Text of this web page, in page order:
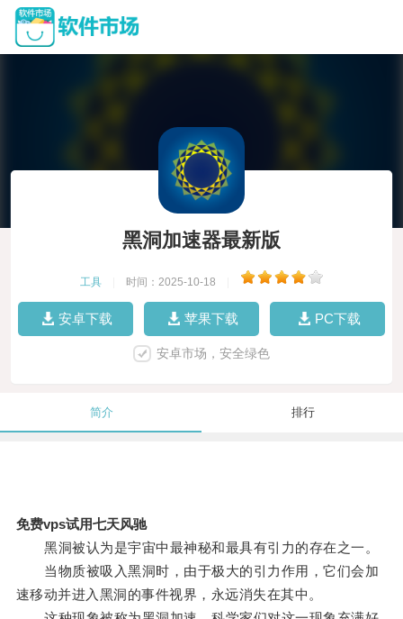
黑洞加速器最新版
工具 时间：2025-10-18
安卓下载 苹果下载 PC下载
安卓市场，安全绿色
简介 排行
免费vps试用七天风驰
黑洞被认为是宇宙中最神秘和最具有引力的存在之一。
当物质被吸入黑洞时，由于极大的引力作用，它们会加
速移动并进入黑洞的事件视界，永远消失在其中。